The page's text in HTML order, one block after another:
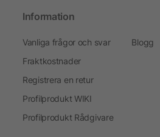
Information
Vanliga frågor och svar
Fraktkostnader
Registrera en retur
Profilprodukt WIKI
Profilprodukt Rådgivare
Blogg